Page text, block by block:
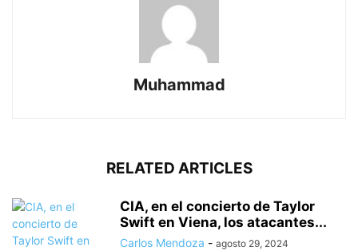
Muhammad
RELATED ARTICLES
CIA, en el concierto de Taylor
Swift en Viena, los atacantes...
Carlos Mendoza - agosto 29, 2024